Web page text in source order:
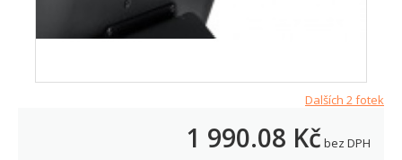
Dalších 2 fotek
1 990.08 Kčbez DPH